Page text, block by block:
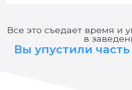
Все это съедает время и
в
Вы упустили